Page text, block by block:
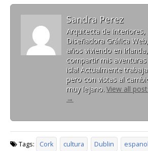
Sandra Perez
Arquitecta de Interiores,
Diseñadora Gráfica
años viviendo en
compartir mis
isla! Actualmente
pero con vistas al
muy lejano. View all
→
Tags: Cork cultura Dublin